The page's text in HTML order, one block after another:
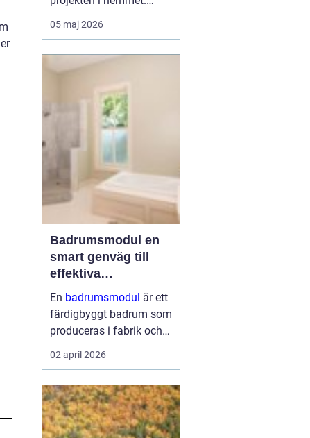
Kostnaderna är ofta
höga, många beslut ska
hålla i många år. Många
badrumsbutik Kristia...
05 maj 2026
Badrumsmodul en
smart genväg till
effektiva
byggprojekt
En badrumsmodul är ett
färdigbyggt badrum som
produceras i fabrik och
levereras som en
komplett enhet till
Modulen lyfts på plats,
kopplas in mot husets
vatten, avlopp och el ...
02 april 2026